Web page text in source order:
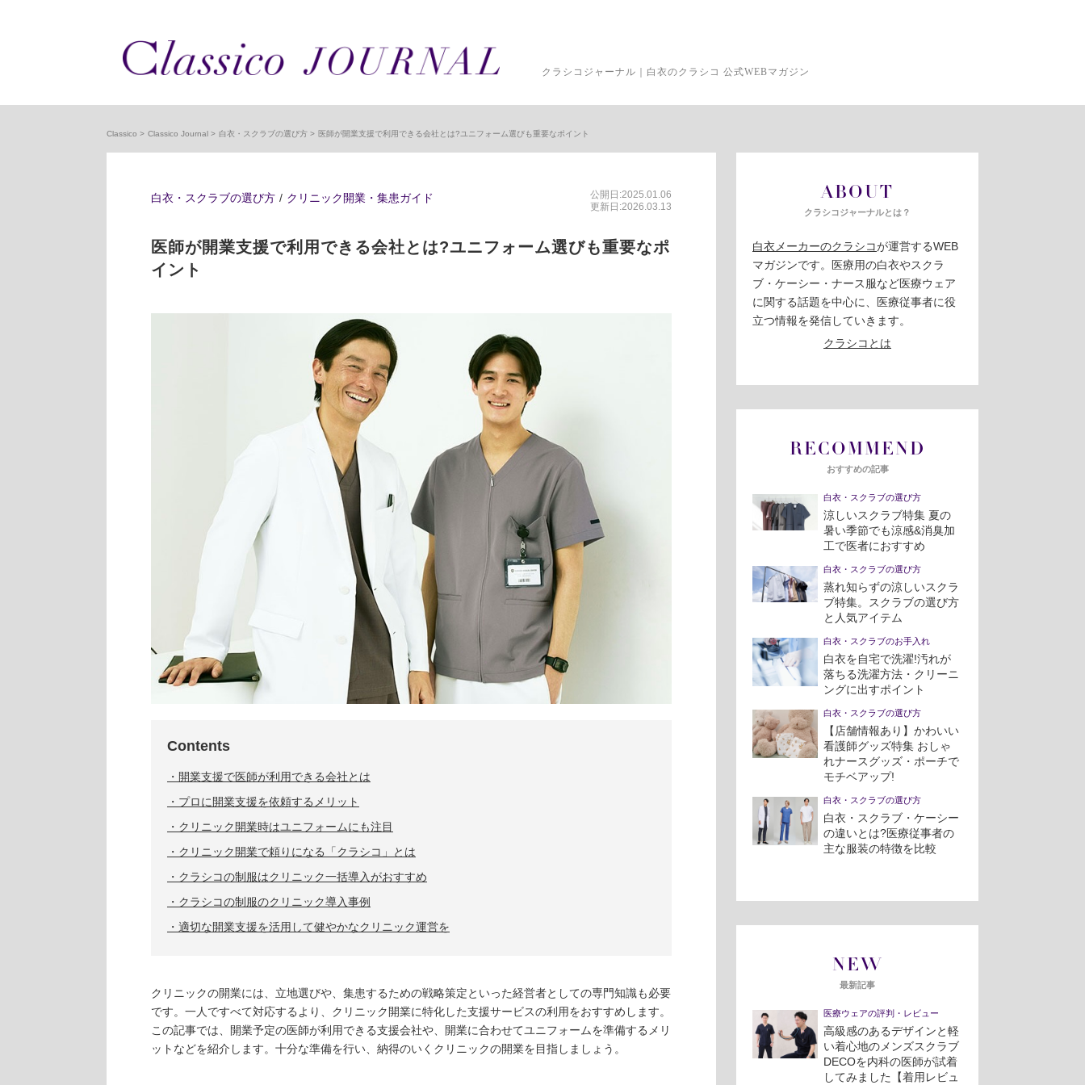
クラシコジャーナル｜白衣のクラシコ 公式WEBマガジン
Classico Classico Journal 白衣・スクラブの選び方 医師が開業支援で利用できる会社とは?ユニフォーム選びも重要なポイント
白衣・スクラブの選び方 クリニック開業・集患ガイド
公開日:2025.01.06
更新日:2026.03.13
医師が開業支援で利用できる会社とは?ユニフォーム選びも重要なポ
イント
Contents
開業支援で医師が利用できる会社とは
プロに開業支援を依頼するメリット
クリニック開業時はユニフォームにも注目
クリニック開業で頼りになる「クラシコ」とは
クラシコの制服はクリニック一括導入がおすすめ
クラシコの制服のクリニック導入事例
適切な開業支援を活用して健やかなクリニック運営を
クリニックの開業には、立地選びや、集患するための戦略策定といった経営者としての専門知識も必要
です。一人ですべて対応するより、クリニック開業に特化した支援サービスの利用をおすすめします。
この記事では、開業予定の医師が利用できる支援会社や、開業に合わせてユニフォームを準備するメリ
ットなどを紹介します。十分な準備を行い、納得のいくクリニックの開業を目指しましょう。
ABOUT
クラシコジャーナルとは？
白衣メーカーのクラシコが運営するWEB
マガジンです。医療用の白衣やスクラ
ブ・ケーシー・ナース服など医療ウェア
に関する話題を中心に、医療従事者に役
立つ情報を発信していきます。
クラシコとは
RECOMMEND
おすすめの記事
白衣・スクラブの選び方
涼しいスクラブ特集 夏の
暑い季節でも涼感&消臭加
工で医者におすすめ
白衣・スクラブの選び方
蒸れ知らずの涼しいスクラ
ブ特集。スクラブの選び方
と人気アイテム
白衣・スクラブのお手入れ
白衣を自宅で洗濯!汚れが
落ちる洗濯方法・クリーニ
ングに出すポイント
白衣・スクラブの選び方
【店舗情報あり】かわいい
看護師グッズ特集 おしゃ
れナースグッズ・ポーチで
モチベアップ!
白衣・スクラブの選び方
白衣・スクラブ・ケーシー
の違いとは?医療従事者の
主な服装の特徴を比較
NEW
最新記事
医療ウェアの評判・レビュー
高級感のあるデザインと軽
い着心地のメンズスクラブ
DECOを内科の医師が試着
してみました【着用レビュ